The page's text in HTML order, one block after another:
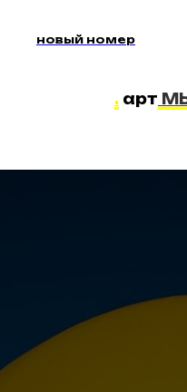
. арт
новый номер